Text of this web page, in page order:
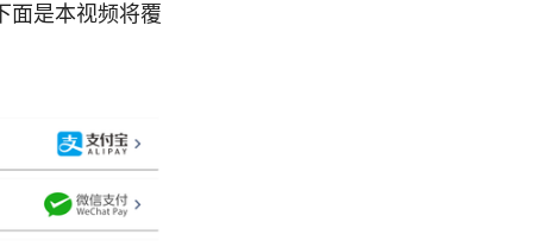
面是本视频将覆